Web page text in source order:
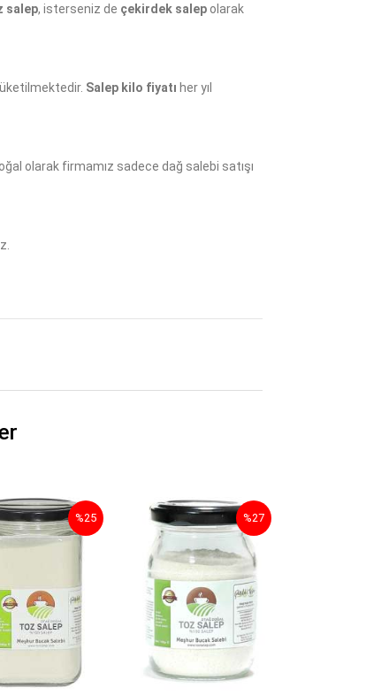
salep, isterseniz de çekirdek salep olarak
Salep kilo fiyatı her yıl
olarak firmamız sadece dağ salebi satışı
%25 %27